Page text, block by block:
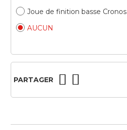
Joue de finition basse Cronos
AUCUN
PARTAGER